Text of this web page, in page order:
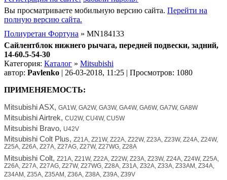
Вы просматриваете мобильную версию сайта. Перейти на
полную версию сайта.
Полиуретан Фортуна » MN184133
Сайлентблок нижнего рычага, передней подвески, задний,
14-60.5-54-30
Категория: Каталог » Mitsubishi
автор: Pavlenko | 26-03-2018, 11:25 | Просмотров: 1080
ПРИМЕНЯЕМОСТЬ:
Mitsubishi ASX, GA1W, GA2W, GA3W, GA4W, GA6W, GA7W, GA8W
Mitsubishi Airtrek, CU2W, CU4W, CU5W
Mitsubishi Bravo, U42V
Mitsubishi Colt Plus, Z21A, Z21W, Z22A, Z22W, Z23A, Z23W, Z24A, Z24W,
Z25A, Z26A, Z27A, Z27AG, Z27W, Z27WG, Z28A
Mitsubishi Colt, Z21A, Z21W, Z22A, Z22W, Z23A, Z23W, Z24A, Z24W, Z25A,
Z26A, Z27A, Z27AG, Z27W, Z27WG, Z28A, Z31A, Z32A, Z33A, Z33AM, Z34A,
Z34AM, Z35A, Z35AM, Z36A, Z38A, Z39A, Z39V